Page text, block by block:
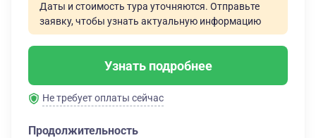
Даты и стоимость тура уточняются. Отправьте
заявку, чтобы узнать актуальную информацию
Узнать подробнее
Не требует оплаты сейчас
Продолжительность